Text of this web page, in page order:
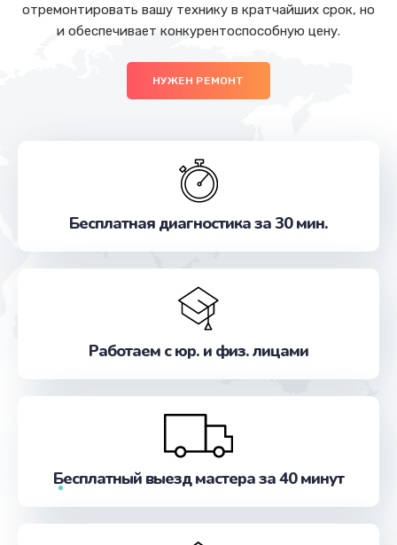
отремонтировать вашу технику в кратчайших срок, но
и обеспечивает конкурентоспособную цену.
НУЖЕН РЕМОНТ
Бесплатная диагностика за 30 мин.
Работаем с юр. и физ. лицами
Бесплатный выезд мастера за 40 минут